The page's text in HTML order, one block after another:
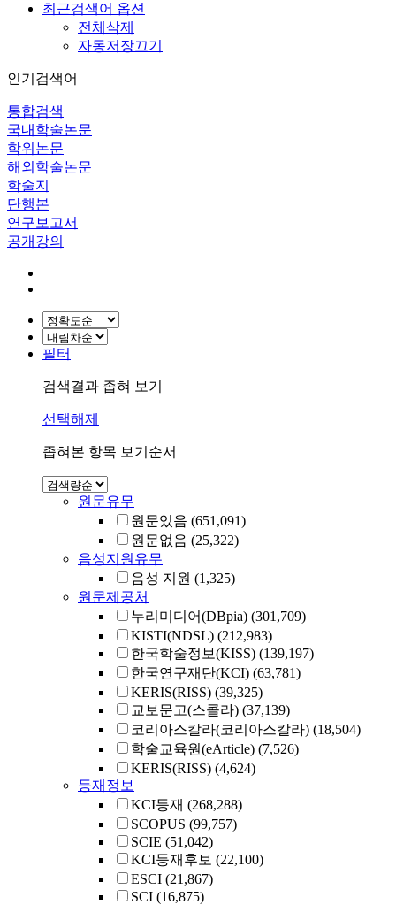
최근검색어 옵션
전체삭제
자동저장끄기
인기검색어
통합검색
국내학술논문
학위논문
해외학술논문
학술지
단행본
연구보고서
공개강의
필터
검색결과 좁혀 보기
선택해제
좁혀본 항목 보기순서
원문유무
원문있음 (651,091)
원문없음 (25,322)
음성지원유무
음성 지원 (1,325)
원문제공처
누리미디어(DBpia) (301,709)
KISTI(NDSL) (212,983)
한국학술정보(KISS) (139,197)
한국연구재단(KCI) (63,781)
KERIS(RISS) (39,325)
교보문고(스콜라) (37,139)
코리아스칼라(코리아스칼라) (18,504)
학술교육원(eArticle) (7,526)
KERIS(RISS) (4,624)
등재정보
KCI등재 (268,288)
SCOPUS (99,757)
SCIE (51,042)
KCI등재후보 (22,100)
ESCI (21,867)
SCI (16,875)